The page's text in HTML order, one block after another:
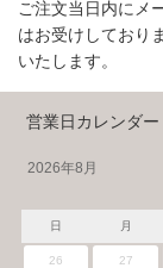
ご注文当日内にメ
はお受けしており
いたします。
営業日カレンダー
2026年8月
日 月
26 27